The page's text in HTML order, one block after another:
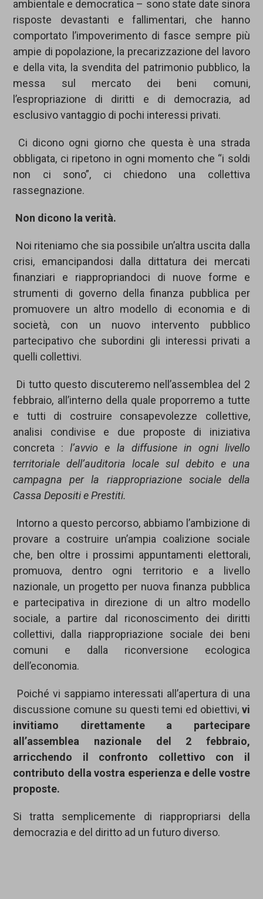
ambientale e democratica – sono state date sinora
risposte devastanti e fallimentari, che hanno
comportato l’impoverimento di fasce sempre più
ampie di popolazione, la precarizzazione del lavoro
e della vita, la svendita del patrimonio pubblico, la
messa sul mercato dei beni comuni,
l’espropriazione di diritti e di democrazia, ad
esclusivo vantaggio di pochi interessi privati.
Ci dicono ogni giorno che questa è una strada
obbligata, ci ripetono in ogni momento che “i soldi
non ci sono”, ci chiedono una collettiva
rassegnazione.
Non dicono la verità.
Noi riteniamo che sia possibile un’altra uscita dalla
crisi, emancipandosi dalla dittatura dei mercati
finanziari e riappropriandoci di nuove forme e
strumenti di governo della finanza pubblica per
promuovere un altro modello di economia e di
società, con un nuovo intervento pubblico
partecipativo che subordini gli interessi privati a
quelli collettivi.
Di tutto questo discuteremo nell’assemblea del 2
febbraio, all’interno della quale proporremo a tutte
e tutti di costruire consapevolezze collettive,
analisi condivise e due proposte di iniziativa
concreta :l’avvio e la diffusione in ogni livello
territoriale dell’auditoria locale sul debito e una
campagna per la riappropriazione sociale della
Cassa Depositi e Prestiti.
Intorno a questo percorso, abbiamo l’ambizione di
provare a costruire un’ampia coalizione sociale
che, ben oltre i prossimi appuntamenti elettorali,
promuova, dentro ogni territorio e a livello
nazionale, un progetto per nuova finanza pubblica
e partecipativa in direzione di un altro modello
sociale, a partire dal riconoscimento dei diritti
collettivi, dalla riappropriazione sociale dei beni
comuni e dalla riconversione ecologica
dell’economia.
Poiché vi sappiamo interessati all’apertura di una
discussione comune su questi temi ed obiettivi, vi
invitiamo direttamente a partecipare
all’assemblea nazionale del 2 febbraio,
arricchendo il confronto collettivo con il
contributo della vostra esperienza e delle vostre
proposte.
Si tratta semplicemente di riappropriarsi della
democrazia e del diritto ad un futuro diverso.